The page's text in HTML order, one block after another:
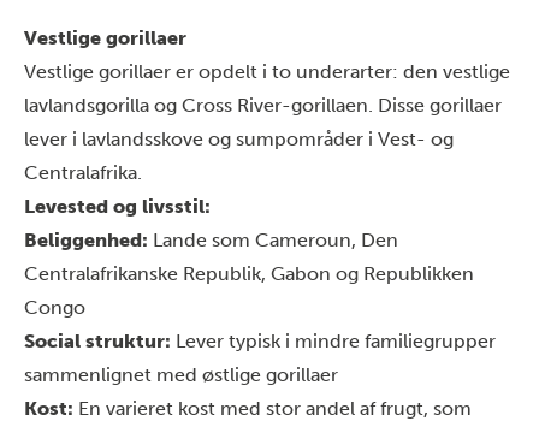
Vestlige gorillaer
Vestlige gorillaer er opdelt i to underarter: den vestlige
lavlandsgorilla og Cross River-gorillaen. Disse gorillaer
lever i lavlandsskove og sumpområder i Vest- og
Centralafrika.
Levested og livsstil:
Beliggenhed: Lande som Cameroun, Den
Centralafrikanske Republik, Gabon og Republikken
Congo
Social struktur: Lever typisk i mindre familiegrupper
sammenlignet med østlige gorillaer
Kost: En varieret kost med stor andel af frugt, som